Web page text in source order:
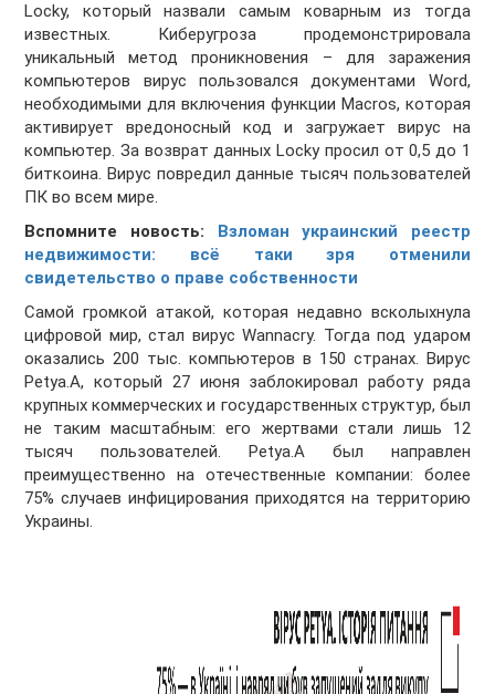
Locky, который назвали самым коварным из тогда
известных. Киберугроза продемонстрировала
уникальный метод проникновения – для заражения
компьютеров вирус пользовался документами Word,
необходимыми для включения функции Macros, которая
активирует вредоносный код и загружает вирус на
компьютер. За возврат данных Locky просил от 0,5 до 1
биткоина. Вирус повредил данные тысяч пользователей
ПК во всем мире.
Вспомните новость: Взломан украинский реестр
недвижимости: всё таки зря отменили
свидетельство о праве собственности
Самой громкой атакой, которая недавно всколыхнула
цифровой мир, стал вирус Wannacry. Тогда под ударом
оказались 200 тыс. компьютеров в 150 странах. Вирус
Petya.A, который 27 июня заблокировал работу ряда
крупных коммерческих и государственных структур, был
не таким масштабным: его жертвами стали лишь 12
тысяч пользователей. Petya.A был направлен
преимущественно на отечественные компании: более
75% случаев инфицирования приходятся на территорию
Украины.